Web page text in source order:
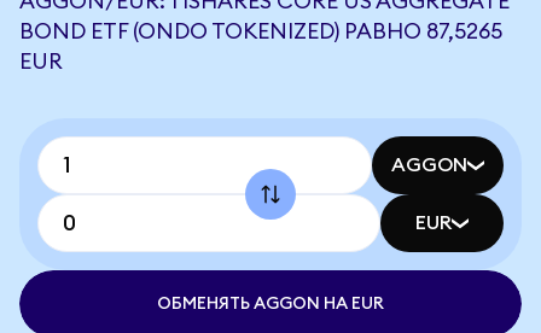
BOND ETF (ONDO TOKENIZED) РАВНО 87,5265
EUR
AGGON
EUR
ОБМЕНЯТЬ AGGON НА EUR